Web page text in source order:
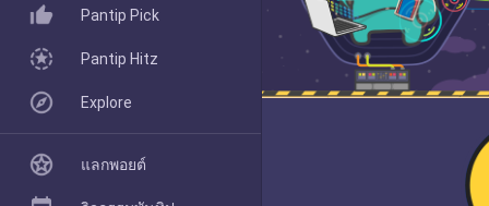
Pantip Pick
Pantip Pick
Pantip Hitz
Explore
แลกพอยต์